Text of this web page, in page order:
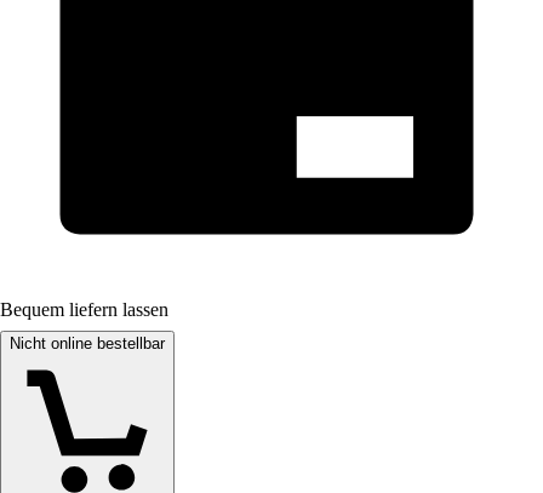
Bequem liefern lassen
Nicht online bestellbar